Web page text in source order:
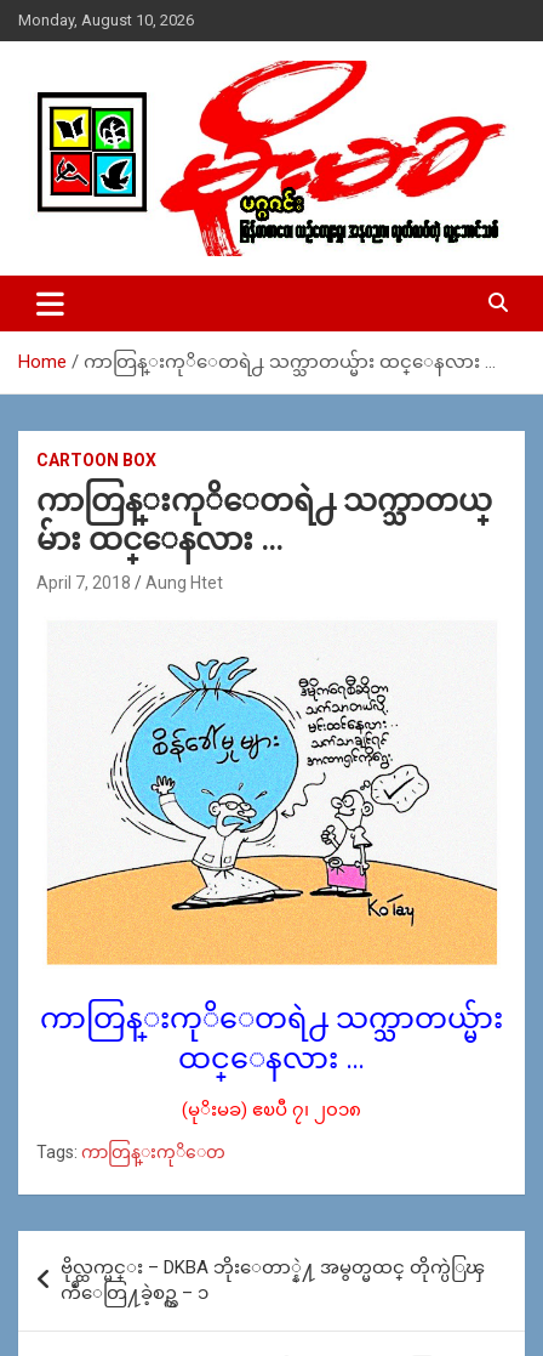
Skip
to
Monday, August 10, 2026
MoeMaKa Burmese News &
Media
ယ္ေရး – အမွတ္ ၂၅၄၊ ပထပ္၊ လမ္း ၄၀၊ ေက်ာက္တံတား၊ ရန္ကုန္။
(ဖုုံး – ၀၉ ၂၅၂ ၂၄၉ ၀၉၄ ၊ ၀၉ ၄၂၁ ၇၄၃ ၇၅၃ ၊ ၀၉ ၅၀၄ ၁၀ ၅၈) ျ
ဇာေစ်းသစ္ ။ ၀၉ ၇၈၆၈၃၇ ၃၀၅ / ၀၉ ၉၆၃၆၉၉၈၃၄
Home ကာတြန္းကုိေတရဲ႕ သက္သာတယ္မ်ား ထင္ေနလား …
CARTOON BOX
ကာတြန္းကုိေတရဲ႕ သက္သာတယ္
မ်ား ထင္ေနလား …
April 7, 2018 Aung Htet
ကာတြန္းကုိေတရဲ႕ သက္သာတယ္မ်ား
ထင္ေနလား …
(မုိးမခ) ဧၿပီ ၇၊ ၂၀၁၈
Tags: ကာတြန္းကုိေတ
Post
navigation
ဗိုလ္ထက္မင္း – DKBA ဘိုးေတာ္နဲ႔ အမွတ္မထင္ တိုက္ပဲြၾ
ကဳံေတြ႔ခဲ့စဥ္က – ၁